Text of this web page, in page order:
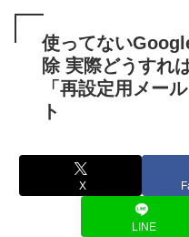
使ってない
除 実際どうすれ
「再設定用メー
ト
X
LINE